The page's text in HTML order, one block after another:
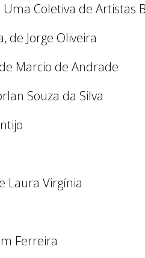
Coletiva de Artistas
de Jorge Oliveira
Marcio de Andrade
Souza da Silva
Laura Virgínia
Ferreira